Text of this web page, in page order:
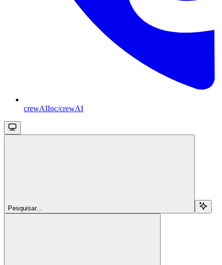
crewAIInc/crewAI
Pesquisar...